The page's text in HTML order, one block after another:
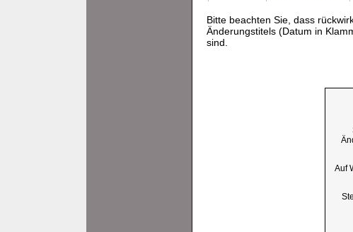
Bitte beachten Sie, dass
Änderungstitels (Datum in
sind.
Auf